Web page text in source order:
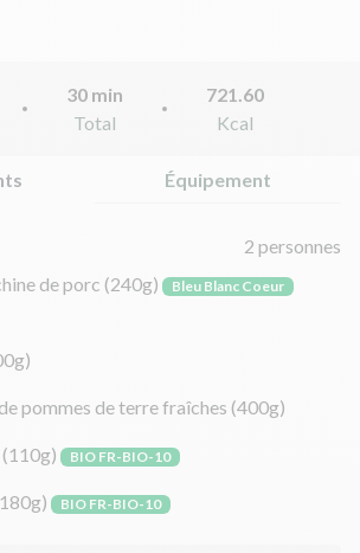
30 min
Total
721.60
Kcal
Équipement
2 personnes
de porc (240g)
Bleu Blanc Coeur
pommes de terre fraîches (400g)
(110g) BIO FR-BIO-10
BIO FR-BIO-10